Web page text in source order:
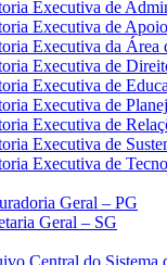
Executiva de
Executiva de
Executiva da Área
Executiva de
Executiva de
Executiva de
Executiva de
Executiva de
Executiva de
Geral – PG
Geral – SG
Central do